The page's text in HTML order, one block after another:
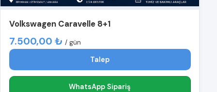
Volkswagen Caravelle 8+1
7.500,00 ₺ / gün
Talep
WhatsApp Sipariş